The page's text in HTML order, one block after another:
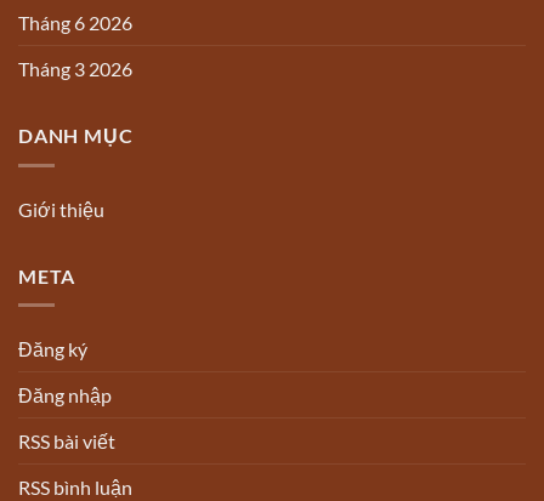
Tháng 6 2026
Tháng 3 2026
DANH MỤC
Giới thiệu
META
Đăng ký
Đăng nhập
RSS bài viết
RSS bình luận